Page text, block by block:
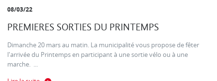
08/03/22
PREMIERES SORTIES DU PRINTEMPS
Dimanche 20 mars au matin. La municipalité vous propose de fêter
l'arrivée du Printemps en participant à une sortie vélo ou à une
marche. ...